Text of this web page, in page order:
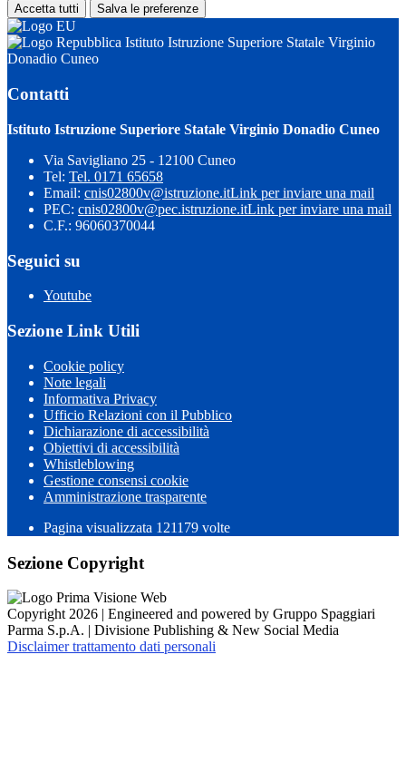
Accetta tutti Salva le preferenze
Istituto Istruzione Superiore Statale Virginio
Donadio Cuneo
Contatti
Istituto Istruzione Superiore Statale Virginio Donadio Cuneo
Via Savigliano 25 - 12100 Cuneo
Tel: Tel. 0171 65658
Email: cnis02800v@istruzione.itLink per inviare una mail
PEC: cnis02800v@pec.istruzione.itLink per inviare una mail
C.F.: 96060370044
Seguici su
Youtube
Sezione Link Utili
Cookie policy
Note legali
Informativa Privacy
Ufficio Relazioni con il Pubblico
Dichiarazione di accessibilità
Obiettivi di accessibilità
Whistleblowing
Gestione consensi cookie
Amministrazione trasparente
Pagina visualizzata 121179 volte
Sezione Copyright
Copyright 2026 | Engineered and powered by Gruppo Spaggiari
Parma S.p.A. | Divisione Publishing & New Social Media
Disclaimer trattamento dati personali